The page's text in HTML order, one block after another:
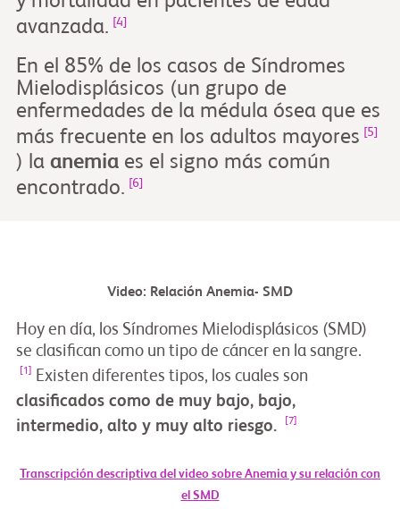
avanzada. [4]
En el 85% de los casos de Síndromes
Mielodisplásicos (un grupo de
enfermedades de la médula ósea que es
más frecuente en los adultos mayores [5]
) la anemiaes el signo más común
encontrado. [6]
Video: Relación Anemia- SMD
Play
Video
Anemina-SMD
Hoy en día, los Síndromes Mielodisplásicos (SMD) se clasifican
Hoy en día, los Síndromes Mielodisplásicos (SMD)
se clasifican como un tipo de cáncer en la sangre.
[1]
Existen diferentes tipos, los cuales son
clasificados como de muy bajo, bajo,
intermedio, alto y muy alto riesgo.
[7]
Transcripción descriptiva del video sobre Anemia y su relación con
el SMD